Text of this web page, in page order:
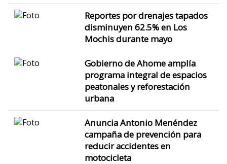
Reportes por drenajes tapados
disminuyen 62.5% en Los
Mochis durante mayo
Gobierno de Ahome amplía
programa integral de espacios
peatonales y reforestación
urbana
Anuncia Antonio Menéndez
campaña de prevención para
reducir accidentes en
motocicleta